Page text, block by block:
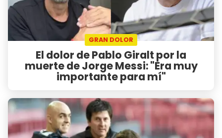
GRAN DOLOR
El dolor de Pablo Giralt por la
muerte de Jorge Messi: "Era muy
importante para mí"